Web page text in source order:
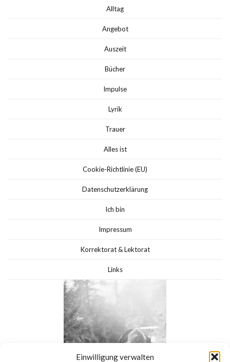
Einwilligung verwalten
Alltag
Angebot
Auszeit
Bücher
Impulse
Lyrik
Trauer
Alles ist
Cookie-Richtlinie (EU)
Datenschutzerklärung
Ich bin
Impressum
Korrektorat & Lektorat
Links